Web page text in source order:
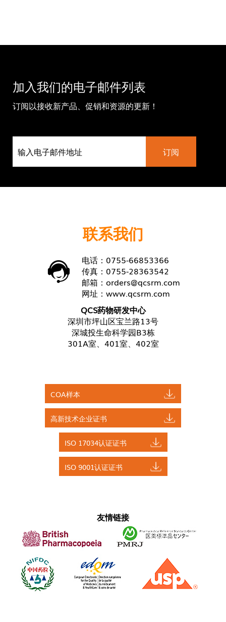
加入我们的电子邮件列表
订阅以接收新产品、促销和资源的更新！
联系我们
电话：0755-66853366
传真：0755-28363542
邮箱： orders@qcsrm.com
网址： www.qcsrm.com
QCS药物研发中心
深圳市坪山区宝兰路13号
深城投生命科学园B3栋
301A室、401室、402室
COA样本
高新技术企业证书
ISO 17034认证证书
ISO 9001认证证书
友情链接